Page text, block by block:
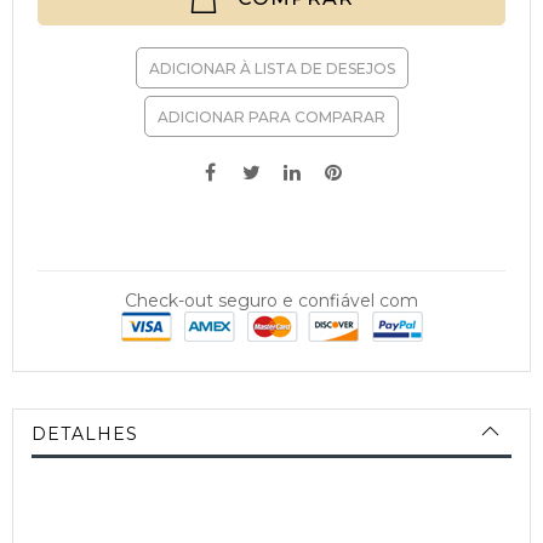
ADICIONAR À LISTA DE DESEJOS
ADICIONAR PARA COMPARAR
Check-out seguro e confiável com
DETALHES